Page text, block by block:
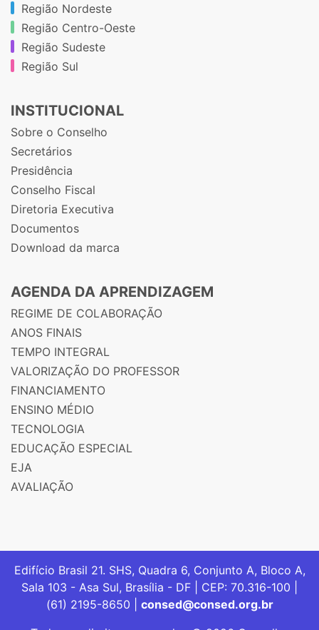
Região Nordeste
Região Centro-Oeste
Região Sudeste
Região Sul
INSTITUCIONAL
Sobre o Conselho
Secretários
Presidência
Conselho Fiscal
Diretoria Executiva
Documentos
Download da marca
AGENDA DA APRENDIZAGEM
REGIME DE COLABORAÇÃO
ANOS FINAIS
TEMPO INTEGRAL
VALORIZAÇÃO DO PROFESSOR
FINANCIAMENTO
ENSINO MÉDIO
TECNOLOGIA
EDUCAÇÃO ESPECIAL
EJA
AVALIAÇÃO
Edifício Brasil 21. SHS, Quadra 6, Conjunto A, Bloco A,
Sala 103 - Asa Sul, Brasília - DF | CEP: 70.316-100 |
(61) 2195-8650 | consed@consed.org.br